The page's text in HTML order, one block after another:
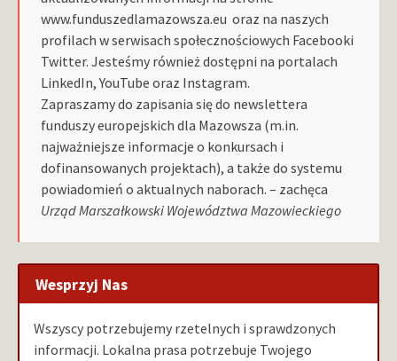
www.funduszedlamazowsza.eu oraz na naszych
profilach w serwisach społecznościowych Facebooki
Twitter. Jesteśmy również dostępni na portalach
LinkedIn, YouTube oraz Instagram.
Zapraszamy do zapisania się do newslettera
funduszy europejskich dla Mazowsza (m.in.
najważniejsze informacje o konkursach i
dofinansowanych projektach), a także do systemu
powiadomień o aktualnych naborach. – zachęca
Urząd Marszałkowski Województwa Mazowieckiego
Wesprzyj Nas
Wszyscy potrzebujemy rzetelnych i sprawdzonych
informacji. Lokalna prasa potrzebuje Twojego